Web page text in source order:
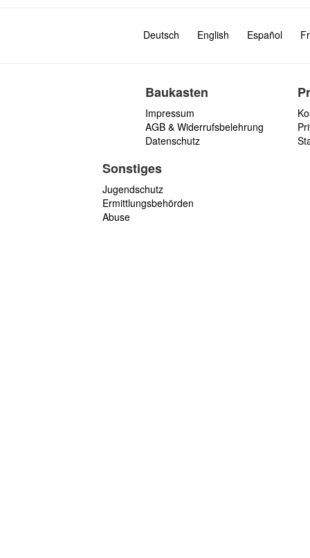
Deutsch English Español
Baukasten
Impressum
AGB & Widerrufsbelehrung
Datenschutz
Sonstiges
Jugendschutz
Ermittlungsbehörden
Abuse